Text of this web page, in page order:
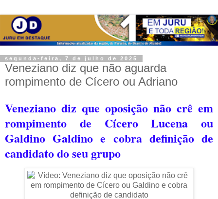
segunda-feira, 7 de julho de 2025
Veneziano diz que não aguarda
rompimento de Cícero ou Adriano
Veneziano diz que oposição não crê em
rompimento de Cícero Lucena ou
Galdino Galdino e cobra definição de
candidato do seu grupo